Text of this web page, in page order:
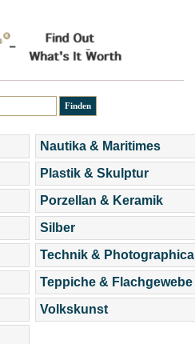
Nautika & Maritimes
Plastik & Skulptur
Porzellan & Keramik
Silber
Technik & Photographica
Teppiche & Flachgewebe
Volkskunst